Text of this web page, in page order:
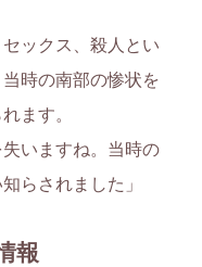
ックス、殺人とい
時の南部の惨状を
ます。
失いますね。当時の
らされました」
報